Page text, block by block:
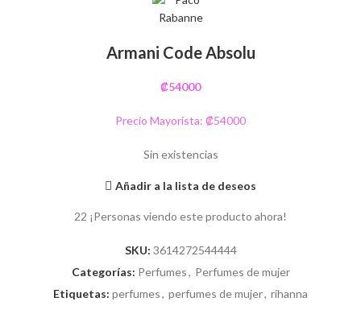
Armani Code Absolu
₡54000
Precio Mayorista: ₡54000
Sin existencias
Añadir a la lista de deseos
22 ¡Personas viendo este producto ahora!
SKU: 3614272544444
Categorías: Perfumes, Perfumes de mujer
Etiquetas: perfumes, perfumes de mujer, rihanna